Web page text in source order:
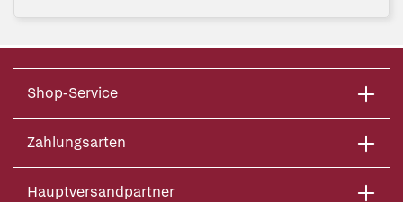
Shop-Service
Zahlungsarten
Hauptversandpartner